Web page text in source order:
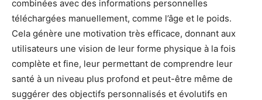
combinées avec des informations personnelles
téléchargées manuellement, comme l’âge et le poids.
Cela génère une motivation très efficace, donnant aux
utilisateurs une vision de leur forme physique à la fois
complète et fine, leur permettant de comprendre leur
santé à un niveau plus profond et peut-être même de
suggérer des objectifs personnalisés et évolutifs en